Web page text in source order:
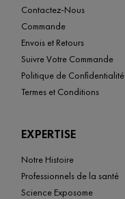
Contactez-Nous
Commande
Envois et Retours
Suivre Votre Commande
Politique de Confidentialité
Termes et Conditions
EXPERTISE
Notre Histoire
Professionnels de la santé
Science Exposome